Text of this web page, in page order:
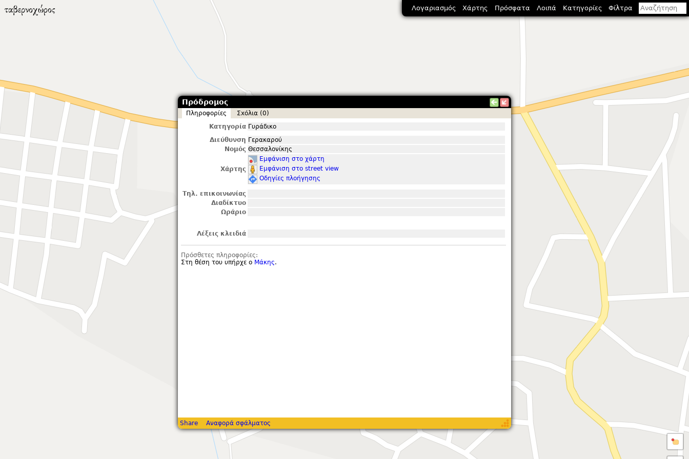
Πρόδρομος
Πληροφορίες
Σxόλια (0)
Κατηγορία Γυράδικο
Διεύθυνση Γερακαρού
Νομός Θεσσαλονίκης
Χάρτης
Εμφάνιση στο χάρτη
Εμφάνιση στο street view
Οδηγίες πλοήγησης
Τηλ. επικοινωνίας
Διαδίκτυο
Ωράριο
Λέξεις κλειδιά
Πρόσθετες πληροφορίες:
Στη θέση του υπήρχε ο Μάκης.
Share Αναφορά σφάλματος
Λογαριασμός Χάρτης Πρόσφατα Λοιπά Κατηγορίες Φίλτρα